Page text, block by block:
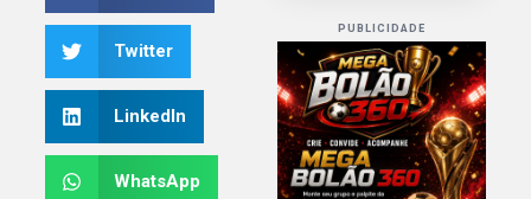
Twitter
LinkedIn
WhatsApp
PUBLICIDADE